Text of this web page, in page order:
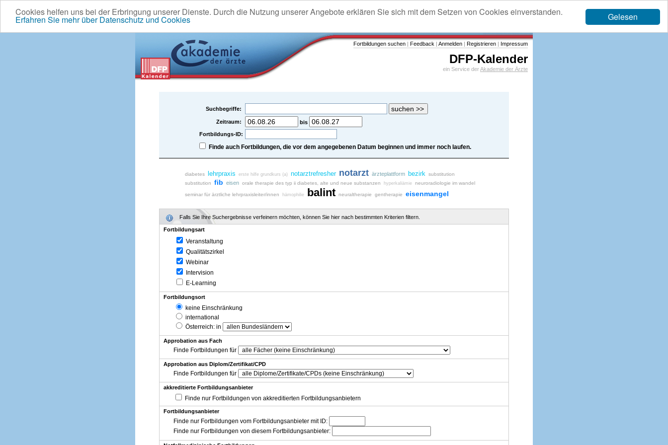
Gelesen
Cookies helfen uns bei der Erbringung unserer Dienste. Durch die Nutzung unserer Angebote erklären Sie sich mit dem Setzen von Cookies einverstanden.
Erfahren Sie mehr über Datenschutz und Cookies
Fortbildungen suchen | Feedback | Anmelden | Registrieren | Impressum
DFP-Kalender
ein Service derAkademie der Ärzte
Suchbegriffe:
Zeitraum:
bis
Fortbildungs-ID:
Finde auch Fortbildungen, die vor dem angegebenen Datum beginnen und immer noch laufen.
diabetes lehrpraxis erste hilfe grundkurs (a) notarztrefresher notarzt ärzteplattform bezirk substitution
substitution
fib eisen orale therapie des typ ii diabetes, alte und neue substanzen hyperkaliämie neuroradiologie im wandel
seminar für ärztliche lehrpraxisleiter/innen hämophilie balint neuraltherapie gentherapie eisenmangel
Falls Sie Ihre Suchergebnisse verfeinern möchten, können Sie hier nach bestimmten Kriterien filtern.
Fortbildungsart
Veranstaltung
Qualitätszirkel
Webinar
Intervision
E-Learning
Fortbildungsort
keine Einschränkung
international
Österreich: in
Approbation aus Fach
Finde Fortbildungen für
Approbation aus Diplom/Zertifikat/CPD
Finde Fortbildungen für
akkreditierte Fortbildungsanbieter
Finde nur Fortbildungen von akkreditierten Fortbildungsanbietern
Fortbildungsanbieter
Finde nur Fortbildungen vom Fortbildungsanbieter mit ID:
Finde nur Fortbildungen von diesem Fortbildungsanbieter: